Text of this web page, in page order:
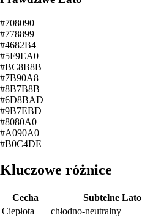
#708090
#778899
#4682B4
#5F9EA0
#BC8B8B
#7B90A8
#8B7B8B
#6D8BAD
#9B7EBD
#8080A0
#A090A0
#B0C4DE
Kluczowe różnice
Cecha Subtelne Lato
Ciepłota
chłodno-neutralny